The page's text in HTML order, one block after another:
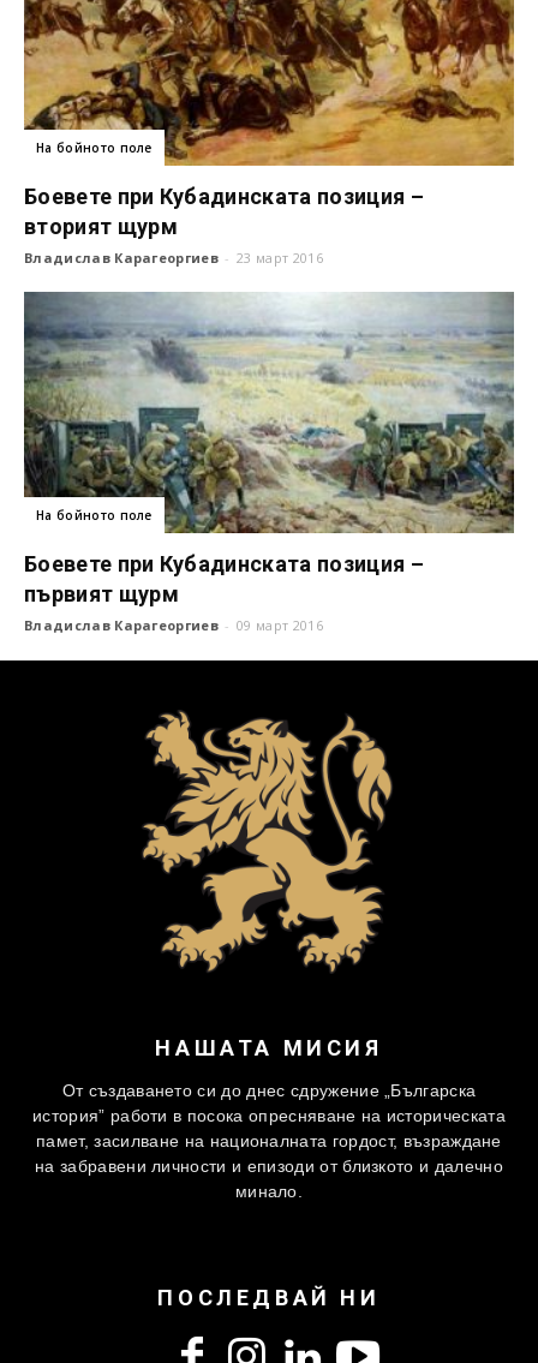
На бойното поле
Боевете при Кубадинската позиция –
вторият щурм
Владислав Карагеоргиев - 23 март 2016
На бойното поле
Боевете при Кубадинската позиция –
първият щурм
Владислав Карагеоргиев - 09 март 2016
НАШАТА МИСИЯ
От създаването си до днес сдружение „Българска
история” работи в посока опресняване на историческата
памет, засилване на националната гордост, възраждане
на забравени личности и епизоди от близкото и далечно
минало.
ПОСЛЕДВАЙ НИ